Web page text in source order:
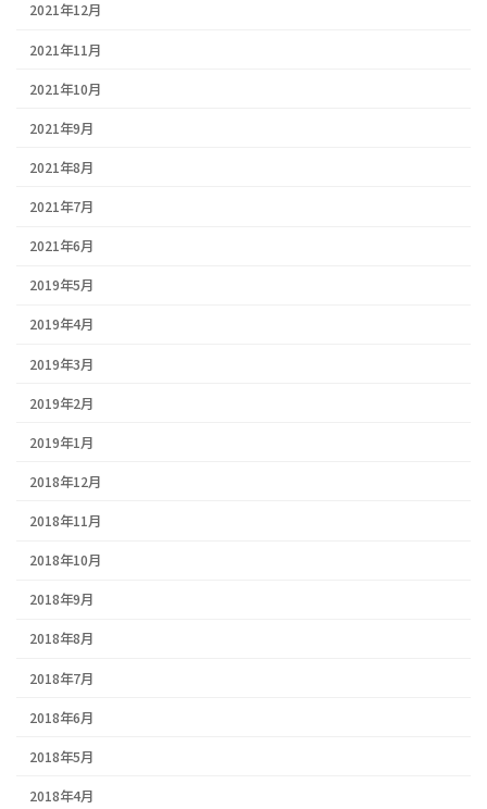
2021年12月
2021年11月
2021年10月
2021年9月
2021年8月
2021年7月
2021年6月
2019年5月
2019年4月
2019年3月
2019年2月
2019年1月
2018年12月
2018年11月
2018年10月
2018年9月
2018年8月
2018年7月
2018年6月
2018年5月
2018年4月